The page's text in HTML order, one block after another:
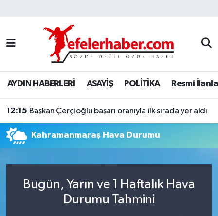
AYDIN HABERLERİ ASAYİŞ POLİTİKA Resmi
12:15 Başkan Çerçioğlu başarı oranıyla ilk sırada yer aldı
Kahramanmaraş Hava Durumu
Bugün, Yarın ve 1 Haftalık Hava
Durumu Tahmini
Nöbetçi Eczaneler
Hava Durumu
Aydin Namaz Vakitleri
Trafik Durumu
Süper Lig Puan Durumu ve Fikstür
Son Dakika Haberleri